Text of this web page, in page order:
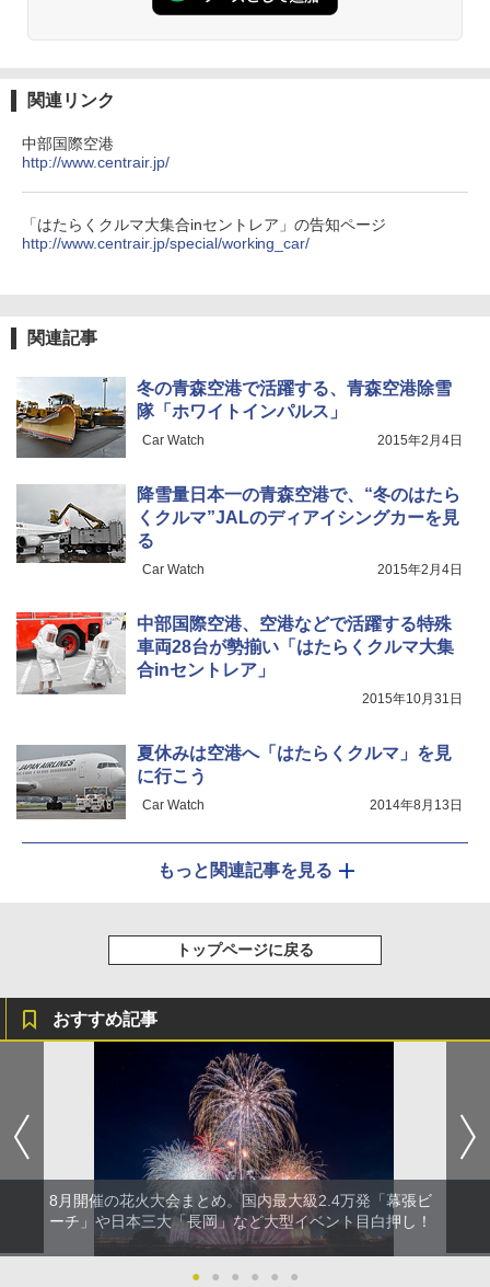
防災用品 長期保存可能 緊急時用 日本国内発
￥3,680
￥1,180
ット 5000mm耐水圧 210D生地 遮光
関連リンク
中部国際空港
http://www.centrair.jp/
「はたらくクルマ大集合inセントレア」の告知ページ
http://www.centrair.jp/special/working_car/
関連記事
冬の青森空港で活躍する、青森空港除雪
隊「ホワイトインパルス」
Car Watch 2015年2月4日
降雪量日本一の青森空港で、“冬のはたら
くクルマ”JALのディアイシングカーを見
る
Car Watch 2015年2月4日
中部国際空港、空港などで活躍する特殊
車両28台が勢揃い「はたらくクルマ大集
合inセントレア」
2015年10月31日
夏休みは空港へ「はたらくクルマ」を見
に行こう
Car Watch 2014年8月13日
もっと関連記事を見る
トップページに戻る
おすすめ記事
8月開催の花火大会まとめ。国内最大級2.4万発「幕張ビ
ーチ」や日本三大「長岡」など大型イベント目白押し！
● ● ● ● ● ●